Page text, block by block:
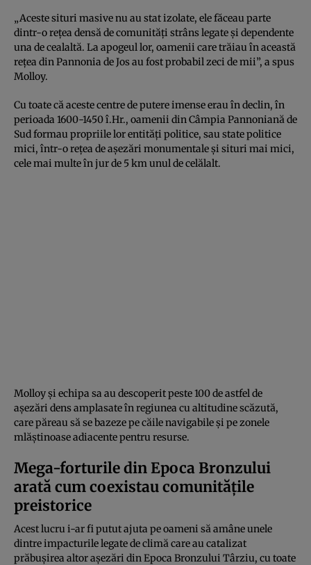
„Aceste situri masive nu au stat izolate, ele făceau parte
dintr-o rețea densă de comunități strâns legate și dependente
una de cealaltă. La apogeul lor, oamenii care trăiau în această
rețea din Pannonia de Jos au fost probabil zeci de mii”, a spus
Molloy.
Cu toate că aceste centre de putere imense erau în declin, în
perioada 1600-1450 î.Hr., oamenii din Câmpia Pannoniană de
Sud formau propriile lor entități politice, sau state politice
mici, într-o rețea de așezări monumentale și situri mai mici,
cele mai multe în jur de 5 km unul de celălalt.
Molloy și echipa sa au descoperit peste 100 de astfel de
așezări dens amplasate în regiunea cu altitudine scăzută,
care păreau să se bazeze pe căile navigabile și pe zonele
mlăștinoase adiacente pentru resurse.
Mega-forturile din Epoca Bronzului
arată cum coexistau comunitățile
preistorice
Acest lucru i-ar fi putut ajuta pe oameni să amâne unele
dintre impacturile legate de climă care au catalizat
prăbușirea altor așezări din Epoca Bronzului Târziu, cu toate